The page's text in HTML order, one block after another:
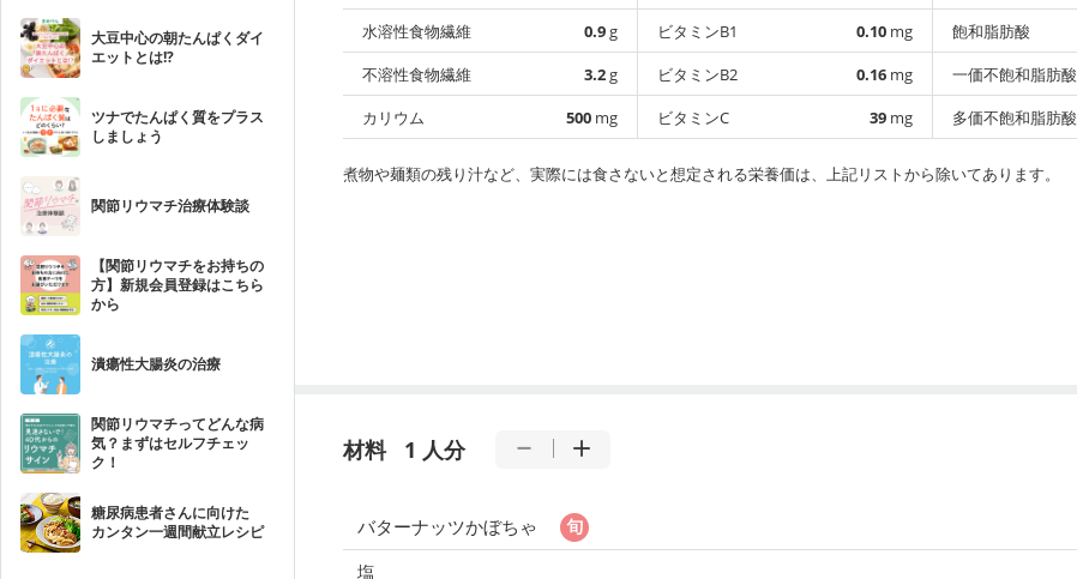
大豆中心の朝たんぱくダイ
エットとは!?
ツナでたんぱく質をプラス
しましょう
関節リウマチ治療体験談
【関節リウマチをお持ちの
方】新規会員登録はこちら
から
潰瘍性大腸炎の治療
関節リウマチってどんな病
気？まずはセルフチェッ
ク！
糖尿病患者さんに向けた
カンタン一週間献立レシピ
水溶性食物繊維
0.9g
不溶性食物繊維
3.2g
カリウム
500 mg
ビタミンB1
0.10 mg
ビタミンB2
0.16 mg
ビタミンC
39 mg
飽和脂肪酸
一価不飽和脂肪酸
多価不飽和脂肪酸
煮物や麺類の残り汁など、実際には食さないと想定される栄養価は、上記リストから除いてあります。
材料 1 人分
バターナッツかぼちゃ
塩